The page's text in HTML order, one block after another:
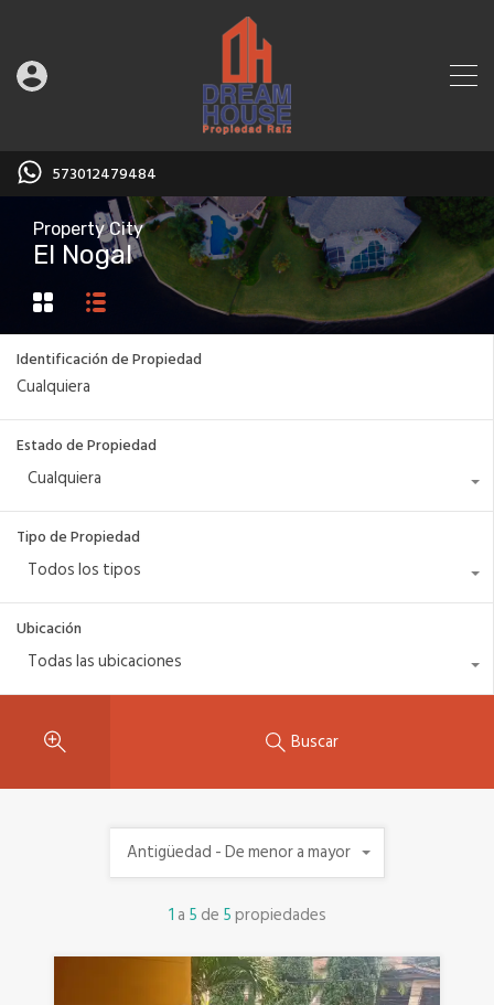
573012479484
Property City
El Nogal
Identificación de Propiedad
Estado de Propiedad
Cualquiera
Tipo de Propiedad
Todos los tipos
Ubicación
Todas las ubicaciones
Buscar
1 a 5 de 5propiedades
Antigüedad - De menor a mayor